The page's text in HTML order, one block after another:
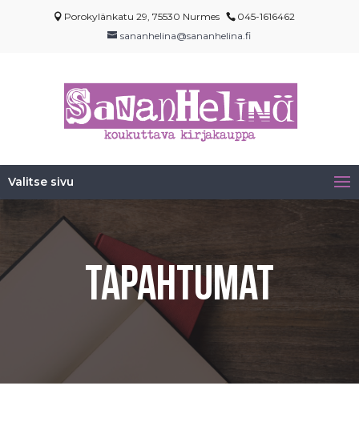
Porokylänkatu 29, 75530 Nurmes
045-1616462
sananhelina@sananhelina.fi
Valitse sivu
Tapahtumat